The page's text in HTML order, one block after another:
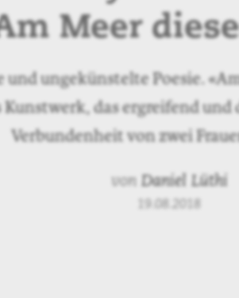
Meer
und ungekünstelte Poesie.
Kunstwerk, das ergreifend
Verbundenheit von zwei
von Daniel Lüthi
19.08.2018